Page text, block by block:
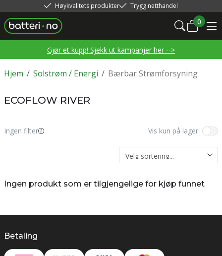
Høykvalitets produkter Trygg netthandel
0
Gjør et kupp! Sjekk ut kampanjer her -->
/
Hjem /
Solstrøm / Energi Bærbar Strømforsyning
ECOFLOW RIVER
Ingen filter Vis kun på lager
Ingen produkt som er tilgjengelige for kjøp funnet
Betaling